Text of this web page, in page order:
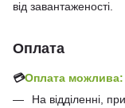
від завантаженості.
Оплата
💳Оплата можлива:
На відділенні,